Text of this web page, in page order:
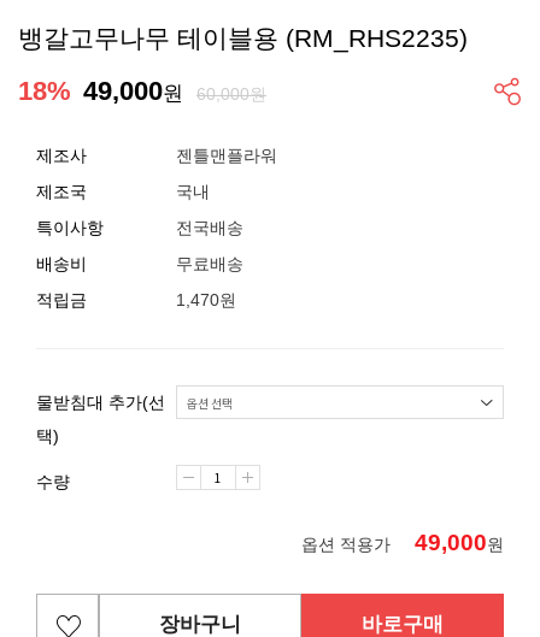
뱅갈고무나무 테이블용 (RM_RHS2235)
18% 49,000원 60,000원
제조사
젠틀맨플라워
제조국
국내
특이사항
전국배송
배송비
무료배송
적립금
1,470원
물받침대 추가(선
택)
수량
옵션 적용가 49,000원
장바구니 바로구매